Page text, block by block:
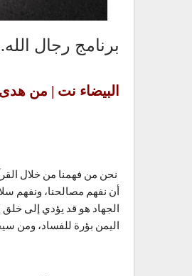
برنامج رجال
البيضاء نت | من
نحن من فهمنا من خلال
أن نفهم مصالحنا، ونفهم
الجهاد هو قد يؤدي إلى
اليمن بؤرة للفساد، ومن